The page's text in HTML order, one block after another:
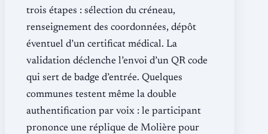
trois étapes : sélection du créneau,
renseignement des coordonnées, dépôt
éventuel d’un certificat médical. La
validation déclenche l’envoi d’un QR code
qui sert de badge d’entrée. Quelques
communes testent même la double
authentification par voix : le participant
prononce une réplique de Molière pour